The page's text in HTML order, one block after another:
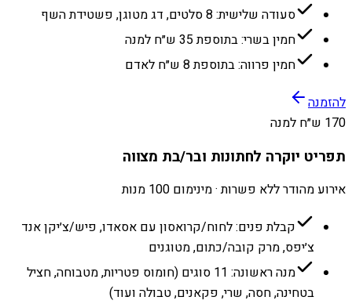
סעודה שלישית: 8 סלטים, דג מטוגן, פשטידת השף
חמין בשרי: בתוספת 35 ש״ח למנה
חמין פרווה: בתוספת 8 ש״ח לאדם
להזמנה
170 ש״ח למנה
תפריט יוקרה לחתונות ובר/בת מצווה
אירוע מהודר ללא פשרות · מינימום 100 מנות
קבלת פנים: לחוח/קרואסון עם אסאדו, פיש/צ׳יקן אנד
צ׳יפס, מרק קובה/כתום, מטוגנים
מנה ראשונה: 11 סוגים (חומוס פטריות, מטבוחה, חציל
בטחינה, חסה, שרי, פקאנים, טבולה ועוד)